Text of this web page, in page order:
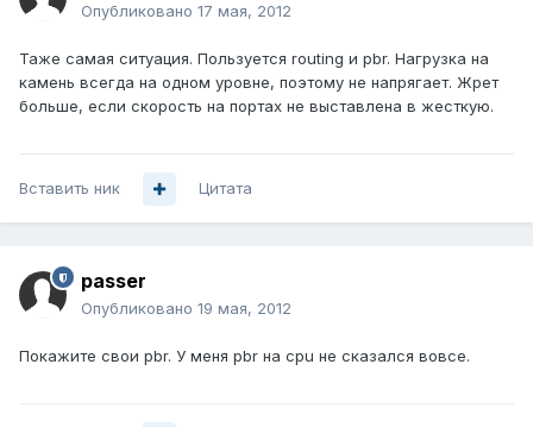
Опубликовано 17 мая, 2012
Таже самая ситуация. Пользуется routing и pbr. Нагрузка на
камень всегда на одном уровне, поэтому не напрягает. Жрет
больше, если скорость на портах не выставлена в жесткую.
Вставить ник Цитата
passer
Опубликовано 19 мая, 2012
Покажите свои pbr. У меня pbr на cpu не сказался вовсе.